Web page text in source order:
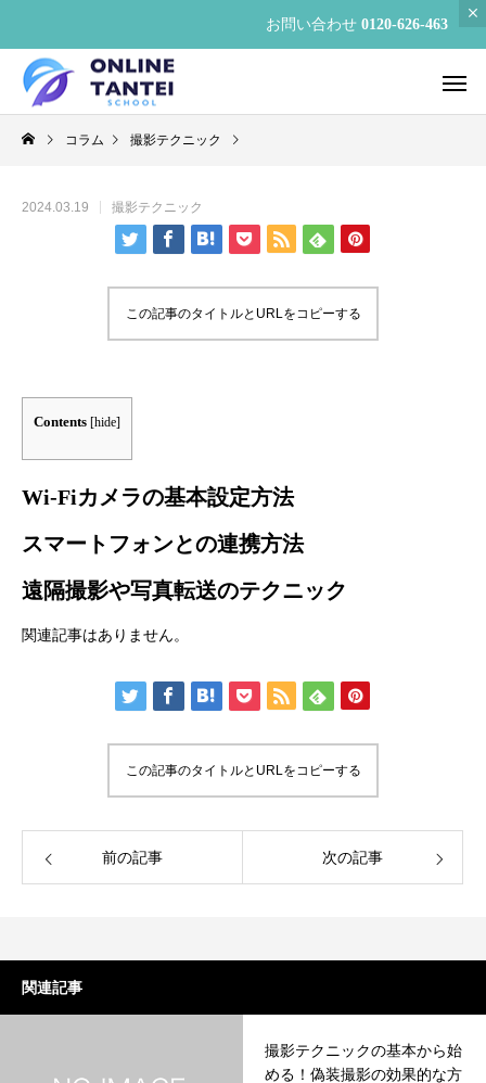
お問い合わせ 0120-626-463
コラム 撮影テクニック
2024.03.19 撮影テクニック
この記事のタイトルとURLをコピーする
Contents [hide]
Wi-Fiカメラの基本設定方法
スマートフォンとの連携方法
遠隔撮影や写真転送のテクニック
関連記事はありません。
この記事のタイトルとURLをコピーする
前の記事 次の記事
関連記事
撮影テクニックの基本から始
める！偽装撮影の効果的な方